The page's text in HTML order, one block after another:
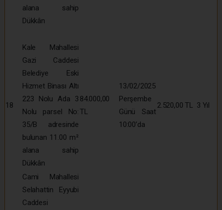
alana sahip
Dükkân
18
Kale Mahallesi
Gazi Caddesi
Belediye Eski
Hizmet Binası Altı
223 Nolu Ada 3
Nolu parsel No:
35/B adresinde
bulunan 11.00 m²
alana sahip
Dükkân
84.000,00
TL
13/02/2025
Perşembe
Günü Saat
10:00’da
2.520,00 TL 3 Yıl
Cami Mahallesi
Selahattin Eyyubi
Caddesi